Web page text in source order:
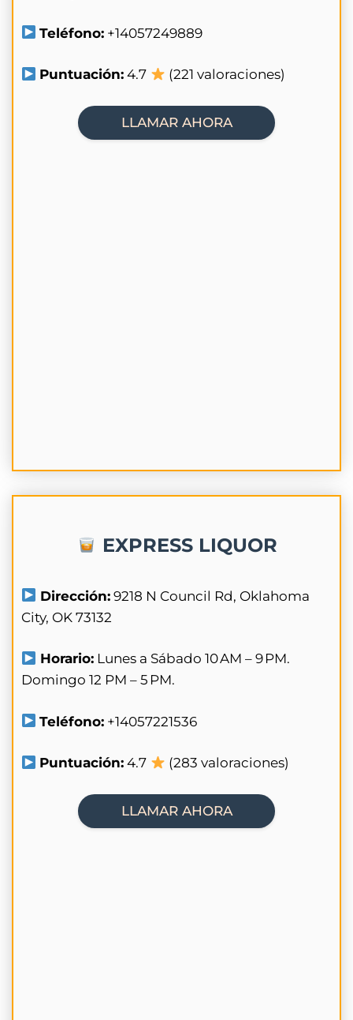
Teléfono: +14057249889
Puntuación: 4.7 (221 valoraciones)
LLAMAR AHORA
EXPRESS LIQUOR
Dirección: 9218 N Council Rd, Oklahoma
City, OK 73132
Horario: Lunes a Sábado 10 AM – 9 PM.
Domingo 12 PM – 5 PM.
Teléfono: +14057221536
Puntuación: 4.7 (283 valoraciones)
LLAMAR AHORA